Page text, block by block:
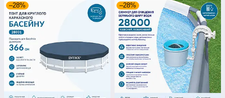
–28% –28%